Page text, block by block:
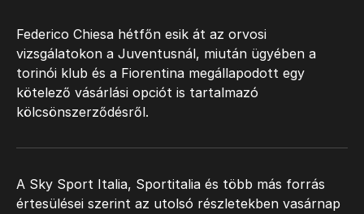
Federico Chiesa hétfőn esik át az orvosi
vizsgálatokon a Juventusnál, miután ügyében a
torinói klub és a Fiorentina megállapodott egy
kötelező vásárlási opciót is tartalmazó
kölcsönszerződésről.
A Sky Sport Italia, Sportitalia és több más forrás
értesülései szerint az utolsó részletekben vasárnap